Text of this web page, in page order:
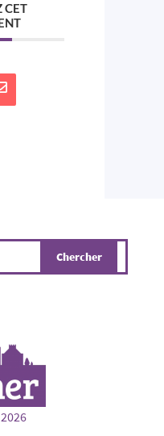
CET